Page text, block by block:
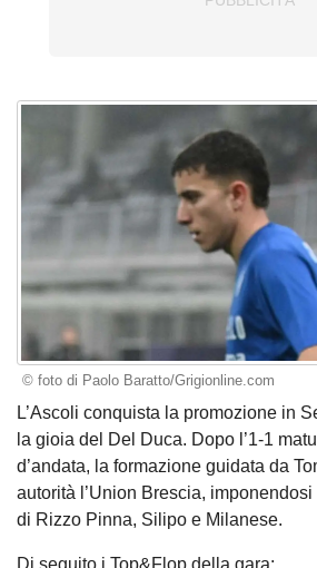
© foto di Paolo Baratto/Grigionline.com
L’Ascoli conquista la promozione in
la gioia del Del Duca. Dopo l’1-1
d’andata, la formazione guidata da
autorità l’Union Brescia,
di Rizzo Pinna, Silipo e Milanese.
Di seguito i Top&Flop della gara: